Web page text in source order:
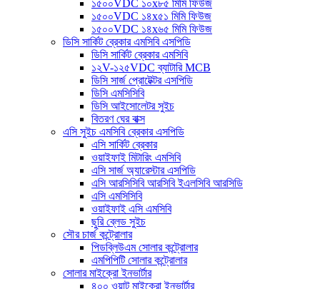
১৫০০VDC ১০x৮৫ মিমি ফিউজ
১৫০০VDC ১৪x৫১ মিমি ফিউজ
১৫০০VDC ১৪x৬৫ মিমি ফিউজ
ডিসি সার্কিট ব্রেকার এমসিবি এসপিডি
ডিসি সার্কিট ব্রেকার এমসিবি
১২V-১২৫VDC ব্যাটারি MCB
ডিসি সার্জ প্রোটেক্টর এসপিডি
ডিসি এমসিসিবি
ডিসি আইসোলেটর সুইচ
বিতরণ ঘের বাক্স
এসি সুইচ এমসিবি ব্রেকার এসপিডি
এসি সার্কিট ব্রেকার
ওয়াইফাই মিটারিং এমসিবি
এসি সার্জ অ্যারেস্টার এসপিডি
এসি আরসিসিবি আরসিবি ইএলসিবি আরসিডি
এসি এমসিসিবি
ওয়াইফাই এসি এমসিবি
ছুরি ব্লেড সুইচ
সৌর চার্জ কন্ট্রোলার
পিডব্লিউএম সোলার কন্ট্রোলার
এমপিপিটি সোলার কন্ট্রোলার
সোলার মাইক্রো ইনভার্টার
৪০০ ওয়াট মাইক্রো ইনভার্টার